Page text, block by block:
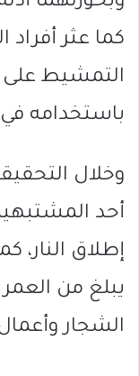
كما عثر
التمشيط
باستخدامه في
وخلال
أحد
إطلاق النار،
الشجار